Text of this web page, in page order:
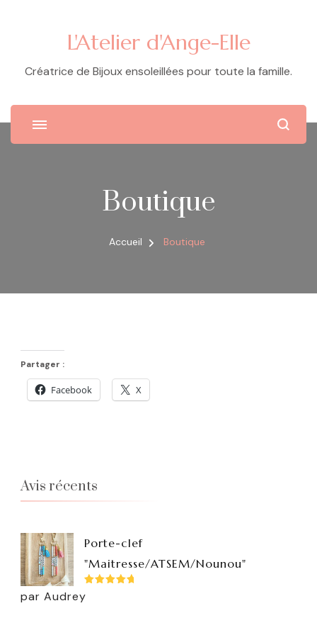
L'Atelier d'Ange-Elle
Créatrice de Bijoux ensoleillées pour toute la famille.
Boutique
Accueil Boutique
Partager :
Facebook X
Avis récents
Porte-clef
"Maitresse/ATSEM/Nounou"
par Audrey